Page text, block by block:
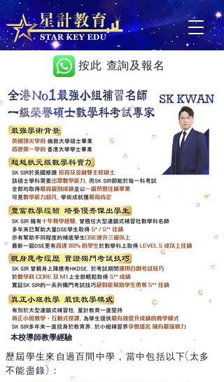
按此 查詢及報名
歷屆學生來自過百間中學，當中包括以下(太多
不能盡錄)：
本校導師教學經驗